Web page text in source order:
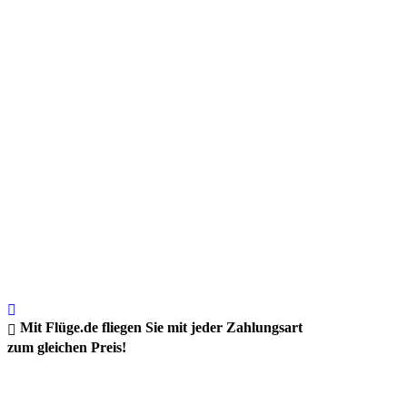
Mit Flüge.de fliegen Sie mit jeder Zahlungsart
zum gleichen Preis!